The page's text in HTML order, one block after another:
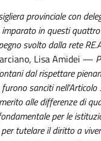
provinciale con
in questi
svolto dalla rete
Lisa Amidei —
dal rispettare
sanciti
alle differenze di
per le
tutelare il diritto a